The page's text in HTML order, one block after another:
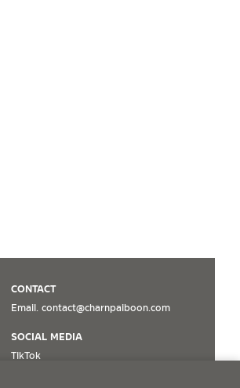
CONTACT
Email. contact@charnpaiboon.com
SOCIAL MEDIA
TikTok